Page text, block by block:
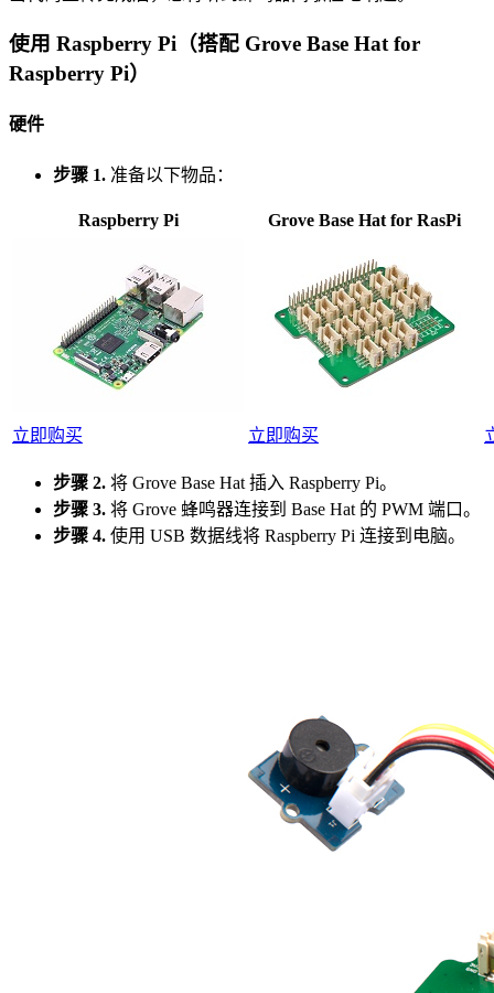
使用 Raspberry Pi（搭配 Grove Base Hat for
Raspberry Pi）
硬件
步骤 1. 准备以下物品：
Raspberry Pi Grove Base Hat for RasPi
立即购买 立即购买
步骤 2. 将 Grove Base Hat 插入 Raspberry Pi。
步骤 3. 将 Grove 蜂鸣器连接到 Base Hat 的 PWM 端口。
步骤 4. 使用 USB 数据线将 Raspberry Pi 连接到电脑。